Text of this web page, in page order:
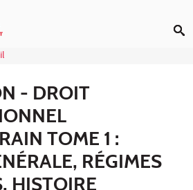
- DROIT
TOME 1 :
RÉGIMES
HISTOIRE